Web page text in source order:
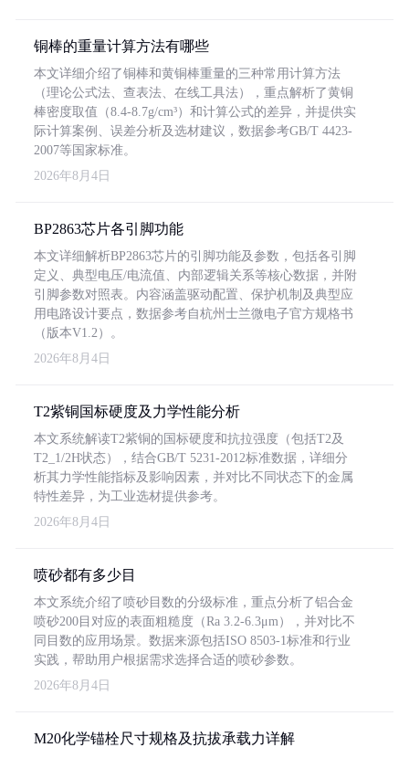
铜棒的重量计算方法有哪些
本文详细介绍了铜棒和黄铜棒重量的三种常用计算方法
（理论公式法、查表法、在线工具法），重点解析了黄铜
棒密度取值（8.4-8.7g/cm³）和计算公式的差异，并提供实
际计算案例、误差分析及选材建议，数据参考GB/T 4423-
2007等国家标准。
2026年8月4日
BP2863芯片各引脚功能
本文详细解析BP2863芯片的引脚功能及参数，包括各引脚
定义、典型电压/电流值、内部逻辑关系等核心数据，并附
引脚参数对照表。内容涵盖驱动配置、保护机制及典型应
用电路设计要点，数据参考自杭州士兰微电子官方规格书
（版本V1.2）。
2026年8月4日
T2紫铜国标硬度及力学性能分析
本文系统解读T2紫铜的国标硬度和抗拉强度（包括T2及
T2_1/2H状态），结合GB/T 5231-2012标准数据，详细分
析其力学性能指标及影响因素，并对比不同状态下的金属
特性差异，为工业选材提供参考。
2026年8月4日
喷砂都有多少目
本文系统介绍了喷砂目数的分级标准，重点分析了铝合金
喷砂200目对应的表面粗糙度（Ra 3.2-6.3μm），并对比不
同目数的应用场景。数据来源包括ISO 8503-1标准和行业
实践，帮助用户根据需求选择合适的喷砂参数。
2026年8月4日
M20化学锚栓尺寸规格及抗拔承载力详解